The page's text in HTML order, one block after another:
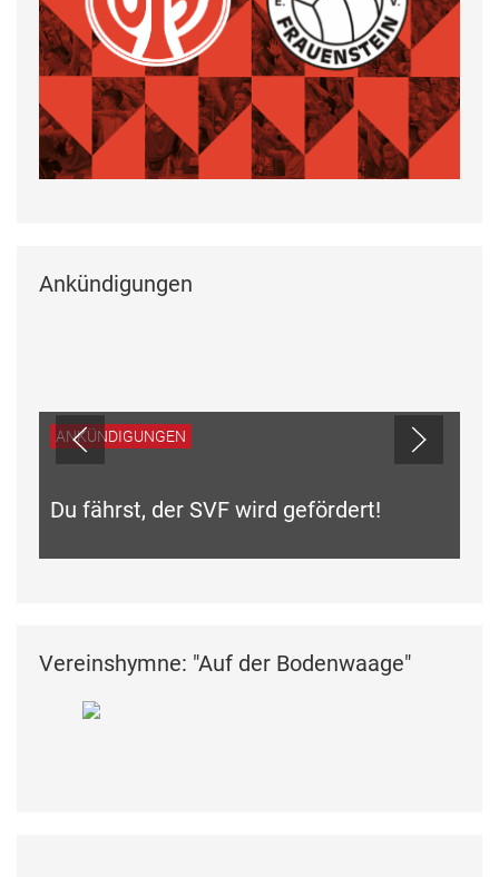
Ankündigungen
ANKÜNDIGUNGEN
Du fährst, der SVF wird gefördert!
Vereinshymne: "Auf der Bodenwaage"